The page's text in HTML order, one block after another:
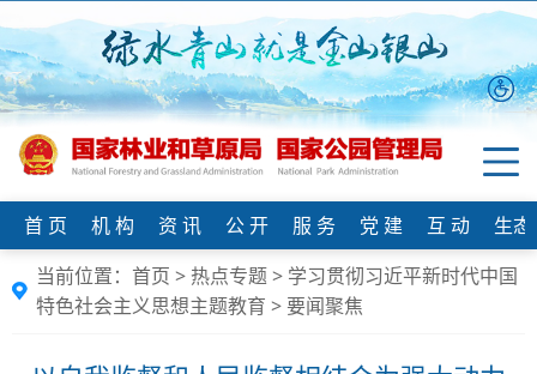
首 页 机 构 资 讯 公 开 服 务 党 建 互 动
生
当前位置： 首页 > 热点专题> 学习贯彻习近平新时代中国
特色社会主义思想主题教育 > 要闻聚焦